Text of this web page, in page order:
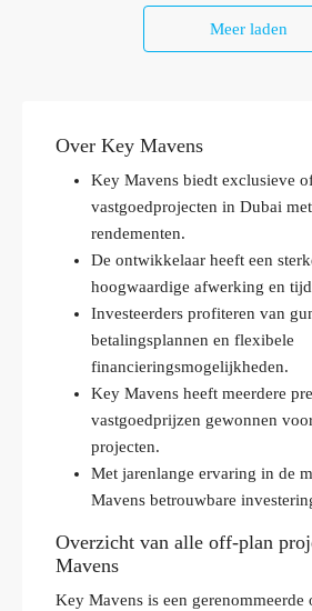
Meer laden
Over Key Mavens
Key Mavens biedt exclusieve
vastgoedprojecten in Dubai
rendementen.
De ontwikkelaar heeft een
hoogwaardige afwerking en
Investeerders profiteren van
betalingsplannen en flexibele
financieringsmogelijkheden.
Key Mavens heeft meerdere
vastgoedprijzen gewonnen
projecten.
Met jarenlange ervaring in de
Mavens betrouwbare
Overzicht van alle off-plan
Mavens
Key Mavens is een